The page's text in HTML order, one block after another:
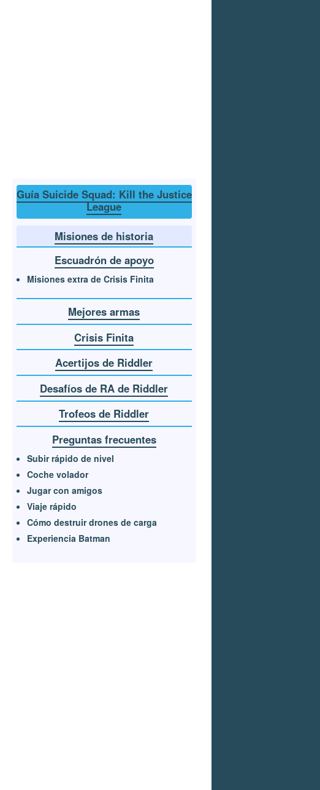
Guía Suicide Squad: Kill the Justice
League
Misiones de historia
Escuadrón de apoyo
Misiones extra de Crisis Finita
Mejores armas
Crisis Finita
Acertijos de Riddler
Desafíos de RA de Riddler
Trofeos de Riddler
Preguntas frecuentes
Subir rápido de nivel
Coche volador
Jugar con amigos
Viaje rápido
Cómo destruir drones de carga
Experiencia Batman